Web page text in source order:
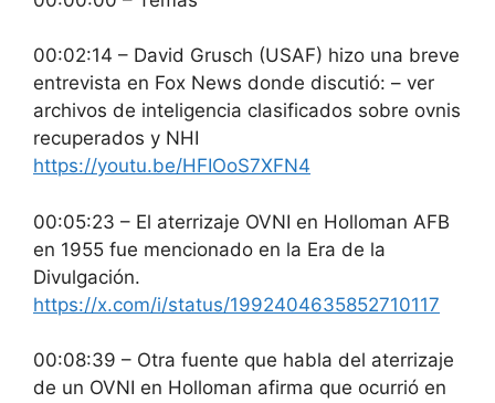
00:02:14 – David Grusch (USAF) hizo una breve
entrevista en Fox News donde discutió: – ver
archivos de inteligencia clasificados sobre ovnis
recuperados y NHI
https://youtu.be/HFIOoS7XFN4
00:05:23 – El aterrizaje OVNI en Holloman AFB
en 1955 fue mencionado en la Era de la
Divulgación.
https://x.com/i/status/1992404635852710117
00:08:39 – Otra fuente que habla del aterrizaje
de un OVNI en Holloman afirma que ocurrió en